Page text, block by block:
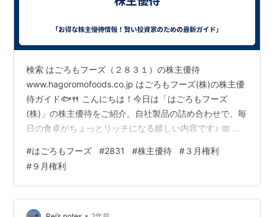
検索 はごろもフーズ（２８３１）の株主優待
www.hagoromofoods.co.jp はごろもフーズ(株)の株主優
待ガイド🐟🍴 こんにちは！今日は「はごろもフーズ
(株)」の株主優待をご紹介。自社製品の詰め合わせで、毎
日の食卓がちょっとリッチになる嬉しい内容です♪ 📅 基
優待の種類：飲食料品（自社製品詰め合わせ） 🎁 株主優
待の内容 株数と継続保有期間に応じて、自社製品の詰め
合わせがもらえます。 保有株数 優待内容 100株以上
600円相当 500株以上 継続保有 3年未満：3,000円相当
#はごろもフーズ #2831 #株主優待 #３月権利
#９月権利